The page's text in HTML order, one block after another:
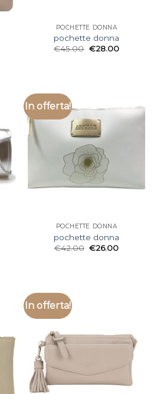
POCHETTE DONNA
pochette donna
€45.00 €28.00
In offerta!
POCHETTE DONNA
pochette donna
€42.00 €26.00
In offerta!